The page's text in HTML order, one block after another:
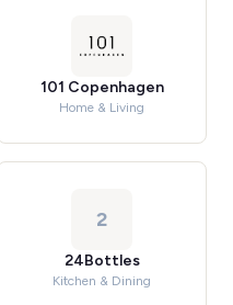
101 Copenhagen
Home & Living
2
24Bottles
Kitchen & Dining